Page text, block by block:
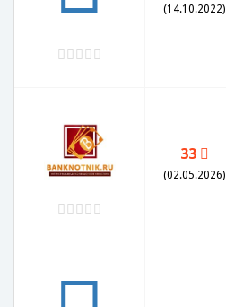
(14.10.2022)
33
(02.05.2026)